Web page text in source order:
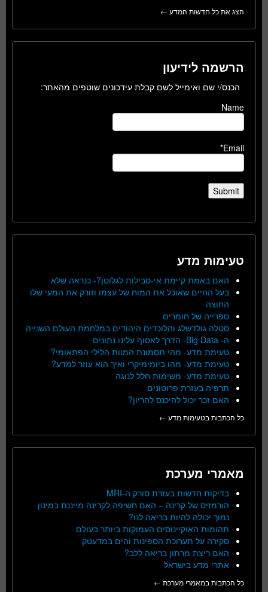
הצג את כל חדשות המדע ←
הרשמה לידיעון
הכנס/י שם ואימייל לשם קבלת עידכונים שוטפים מהאתר:
Name
Email*
טעימות מדע
האם באמת קיימת אי-סבילות לגלוטן?- כנראה שלא
בעל החיים שאוכל את המוח של עצמו וזורק את המעי שלו
החוצה
ספרייה של חומרים
סטלה גולדשלג והלוכדים היהודים במלחמת העולם השנייה
ה- Big Data- הדרך לאסוף עלינו נתונים
טעימת מדע- מהי תסמונת המוות הלילי הפתאומי?
טעימת מדע- מהו ביומימיקרי ואיך הוא עוזר למדע?
טעימת מדע- משימות חלל לנוגה
תרפיה בעזרת פרוטונים
האם זכר יכול להיכנס להריון?
כל הכתבות בטעימות מדע ←
מאמרי מערכת
בדיקות חדשות בעזרת סורק ה-MRI
הורמזיס של קרינה – האם חשיפה לקרינה מייננת במינון
נמוך יכולה להיות בריאה לנו?
תהומות האוקיינוסים העמוקות ביותר בעולם
סקירה על תערוכת הספינות והים במדעטק
האם ריצת מרתון בריאה ללב?
אתרי מדע בישראל
כל הכתבות במאמרי מערכת ←